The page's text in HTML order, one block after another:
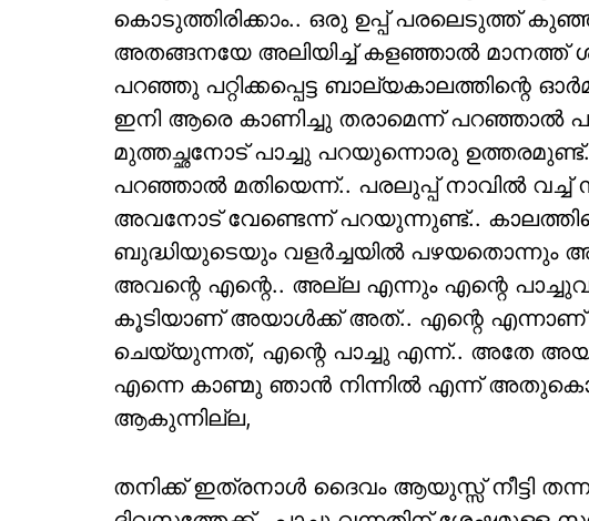
കൊടുത്തിരിക്കാം.. ഒരു ഉപ്പ് പരലെടുത്ത്
അതങ്ങനയേ അലിയിച്ച് കളഞ്ഞാൽ മാനത്ത്
പറഞ്ഞു പറ്റിക്കപ്പെട്ട ബാല്യകാലത്തിന്റെ
ഇനി ആരെ കാണിച്ചു തരാമെന്ന് പറഞ്ഞാൽ
മുത്തച്ഛനോട് പാച്ചു പറയുന്നൊരു ഉത്തരമുണ്ട്.
പറഞ്ഞാൽ മതിയെന്ന്.. പരലുപ്പ് നാവിൽ
അവനോട് വേണ്ടെന്ന് പറയുന്നുണ്ട്..
ബുദ്ധിയുടെയും വളർച്ചയിൽ പഴയതൊന്നും
അവന്റെ എന്റെ.. അല്ല എന്നും എന്റെ
കൂടിയാണ് അയാൾക്ക് അത്.. എന്റെ
ചെയ്യുന്നത്, എന്റെ പാച്ചു എന്ന്.. അതേ
എന്നെ കാണ്മു ‍‍ഞാൻ നിന്നിൽ എന്ന്
ആകുന്നില്ല,
തനിക്ക് ഇത്രനാൾ ദെെവം ആയുസ്സ് നീട്ടി